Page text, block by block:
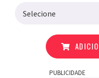
PUBLICIDADE